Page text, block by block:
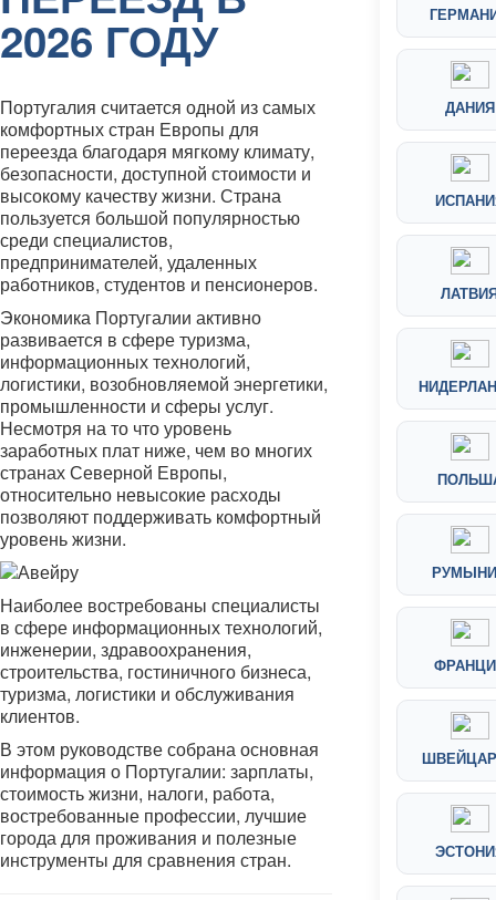
2026 ГОДУ
Португалия считается одной из самых
комфортных стран Европы для
переезда благодаря мягкому климату,
безопасности, доступной стоимости и
высокому качеству жизни. Страна
пользуется большой популярностью
среди специалистов,
предпринимателей, удаленных
работников, студентов и пенсионеров.
Экономика Португалии активно
развивается в сфере туризма,
информационных технологий,
логистики, возобновляемой энергетики,
промышленности и сферы услуг.
Несмотря на то что уровень
заработных плат ниже, чем во многих
странах Северной Европы,
относительно невысокие расходы
позволяют поддерживать комфортный
уровень жизни.
Наиболее востребованы специалисты
в сфере информационных технологий,
инженерии, здравоохранения,
строительства, гостиничного бизнеса,
туризма, логистики и обслуживания
клиентов.
В этом руководстве собрана основная
информация о Португалии: зарплаты,
стоимость жизни, налоги, работа,
востребованные профессии, лучшие
города для проживания и полезные
инструменты для сравнения стран.
ДАНИЯ